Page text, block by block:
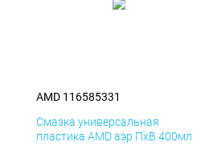
AMD 116585331
Смазка универсальная
пластика AMD аэр ПхВ 400мл